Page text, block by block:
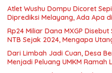
Atlet Wushu Dompu Dicoret
Diprediksi Melayang, Ada Apa
Rp24 Miliar Dana MXGP
NTB Sejak 2024, Mengapa
Dari Limbah Jadi Cuan, Desa
Menjadi Peluang UMKM Ramah